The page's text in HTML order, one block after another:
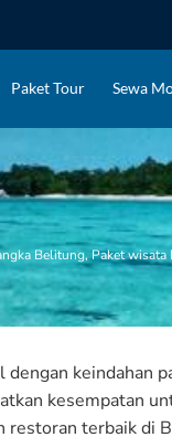
Paket Tour Sewa
Belitung,Paket wisata
keindahan
kesempatan
restoran terbaik di